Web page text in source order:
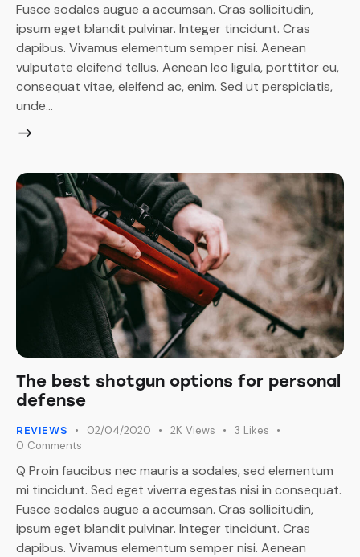
Fusce sodales augue a accumsan. Cras sollicitudin,
ipsum eget blandit pulvinar. Integer tincidunt. Cras
dapibus. Vivamus elementum semper nisi. Aenean
vulputate eleifend tellus. Aenean leo ligula, porttitor eu,
consequat vitae, eleifend ac, enim. Sed ut perspiciatis,
unde…
The best shotgun options for personal
defense
REVIEWS 02/04/2020 2K Views 3 Likes
0 Comments
Q Proin faucibus nec mauris a sodales, sed elementum
mi tincidunt. Sed eget viverra egestas nisi in consequat.
Fusce sodales augue a accumsan. Cras sollicitudin,
ipsum eget blandit pulvinar. Integer tincidunt. Cras
dapibus. Vivamus elementum semper nisi. Aenean